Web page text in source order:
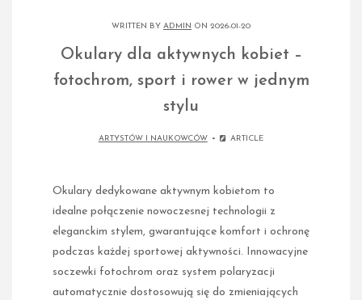
WRITTEN BY ADMIN ON 2026-01-20
Okulary dla aktywnych kobiet –
fotochrom, sport i rower w jednym
stylu
ARTYSTÓW I NAUKOWCÓW ARTICLE
Okulary dedykowane aktywnym kobietom to
idealne połączenie nowoczesnej technologii z
eleganckim stylem, gwarantujące komfort i ochronę
podczas każdej sportowej aktywności. Innowacyjne
soczewki fotochrom oraz system polaryzacji
automatycznie dostosowują się do zmieniających